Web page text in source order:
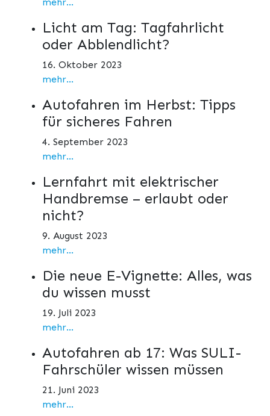
Licht am Tag: Tagfahrlicht
oder Abblendlicht?
16. Oktober 2023
mehr...
Autofahren im Herbst: Tipps
für sicheres Fahren
4. September 2023
mehr...
Lernfahrt mit elektrischer
Handbremse – erlaubt oder
nicht?
9. August 2023
mehr...
Die neue E-Vignette: Alles, was
du wissen musst
19. Juli 2023
mehr...
Autofahren ab 17: Was SULI-
Fahrschüler wissen müssen
21. Juni 2023
mehr...